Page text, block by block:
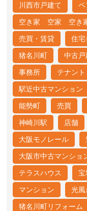
川西市戸建て ペ
空き家 空家 空き
売買・賃貸 住宅
猪名川町 中古戸
事務所 テナント
駅近中古マンション
能勢町 売買
神崎川駅 店舗
大阪モノレール
大阪市中古マンショ
テラスハウス 宝
マンション 光風
猪名川町リフォーム